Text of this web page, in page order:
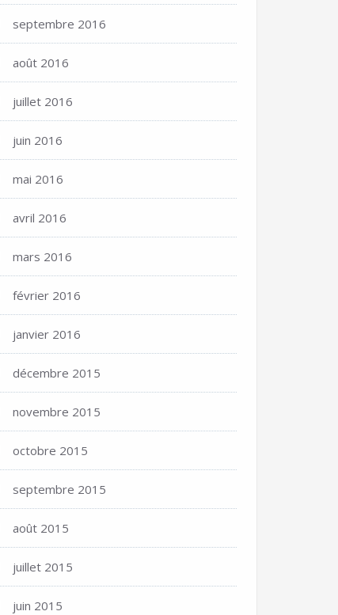
septembre 2016
août 2016
juillet 2016
juin 2016
mai 2016
avril 2016
mars 2016
février 2016
janvier 2016
décembre 2015
novembre 2015
octobre 2015
septembre 2015
août 2015
juillet 2015
juin 2015